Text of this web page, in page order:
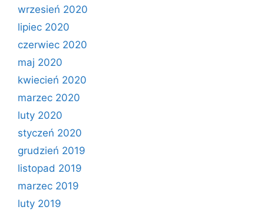
wrzesień 2020
lipiec 2020
czerwiec 2020
maj 2020
kwiecień 2020
marzec 2020
luty 2020
styczeń 2020
grudzień 2019
listopad 2019
marzec 2019
luty 2019